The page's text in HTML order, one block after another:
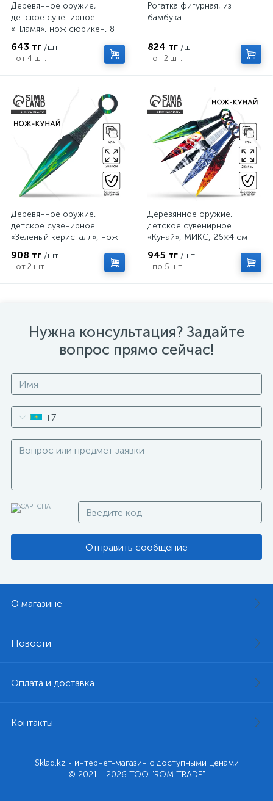
Деревянное оружие,
детское сувенирное
«Пламя», нож сюрикен, 8
643 тг /шт
от 4 шт.
Рогатка фигурная, из
бамбука
824 тг /шт
от 2 шт.
Деревянное оружие,
детское сувенирное
«Зеленый керисталл», нож
908 тг /шт
от 2 шт.
Деревянное оружие,
детское сувенирное
«Кунай», МИКС, 26×4 см
945 тг /шт
по 5 шт.
Нужна консультация? Задайте
вопрос прямо сейчас!
+7
Отправить сообщение
О магазине
Новости
Оплата и доставка
Контакты
Sklad.kz - интернет-магазин с доступными ценами
© 2021 - 2026 ТОО "ROM TRADE"